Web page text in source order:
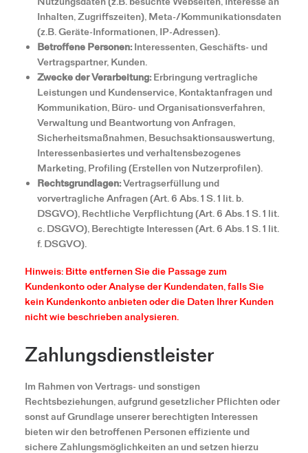
Inhalten, Zugriffszeiten), Meta-/Kommunikationsdaten
(z.B. Geräte-Informationen, IP-Adressen).
Betroffene Personen:Interessenten, Geschäfts- und
Vertragspartner, Kunden.
Zwecke der Verarbeitung:Erbringung vertragliche
Leistungen und Kundenservice, Kontaktanfragen und
Kommunikation, Büro- und Organisationsverfahren,
Verwaltung und Beantwortung von Anfragen,
Sicherheitsmaßnahmen, Besuchsaktionsauswertung,
Interessenbasiertes und verhaltensbezogenes
Marketing, Profiling (Erstellen von Nutzerprofilen).
Rechtsgrundlagen:Vertragserfüllung und
vorvertragliche Anfragen (Art. 6 Abs. 1 S. 1 lit. b.
DSGVO), Rechtliche Verpflichtung (Art. 6 Abs. 1 S. 1 lit.
c. DSGVO), Berechtigte Interessen (Art. 6 Abs. 1 S. 1 lit.
f. DSGVO).
Hinweis: Bitte entfernen Sie die Passage zum
Kundenkonto oder Analyse der Kundendaten, falls Sie
kein Kundenkonto anbieten oder die Daten Ihrer Kunden
nicht wie beschrieben analysieren.
Zahlungsdienstleister
Im Rahmen von Vertrags- und sonstigen
Rechtsbeziehungen, aufgrund gesetzlicher Pflichten oder
sonst auf Grundlage unserer berechtigten Interessen
bieten wir den betroffenen Personen effiziente und
sichere Zahlungsmöglichkeiten an und setzen hierzu